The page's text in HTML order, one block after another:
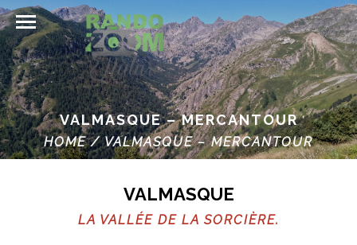
VALMASQUE – MERCANTOUR
HOME/VALMASQUE – MERCANTOUR
VALMASQUE
LA VALLÉE DE LA SORCIÈRE.